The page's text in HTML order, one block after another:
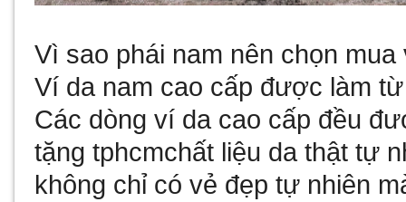
Vì sao phái nam nên chọn
Ví da nam cao cấp được làm
Các dòng ví da cao cấp đều
tặng tphcmchất liệu da thật tự
không chỉ có vẻ đẹp tự nhiên